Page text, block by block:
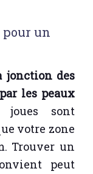
pour un
jonction des
les peaux
sont
votre zone
Trouver un
peut